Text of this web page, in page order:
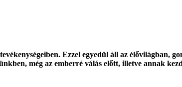
Ezzel egyedül áll az élővilágban,
még az emberré válás előtt, illetve annak